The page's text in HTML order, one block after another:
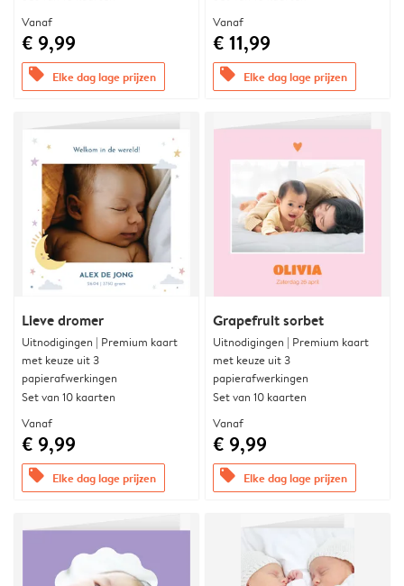
Vanaf
€ 9,99
offers Elke dag lage prijzen
Vanaf
€ 11,99
offers Elke dag lage prijzen
Lieve dromer
Uitnodigingen | Premium kaart
met keuze uit 3
papierafwerkingen
Set van 10 kaarten
Vanaf
€ 9,99
offers Elke dag lage prijzen
Grapefruit sorbet
Uitnodigingen | Premium kaart
met keuze uit 3
papierafwerkingen
Set van 10 kaarten
Vanaf
€ 9,99
offers Elke dag lage prijzen